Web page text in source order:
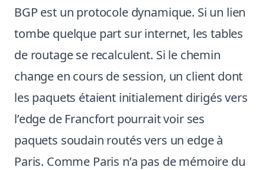
BGP est un protocole dynamique. Si un lien
tombe quelque part sur internet, les tables
de routage se recalculent. Si le chemin
change en cours de session, un client dont
les paquets étaient initialement dirigés vers
l’edge de Francfort pourrait voir ses
paquets soudain routés vers un edge à
Paris. Comme Paris n’a pas de mémoire du